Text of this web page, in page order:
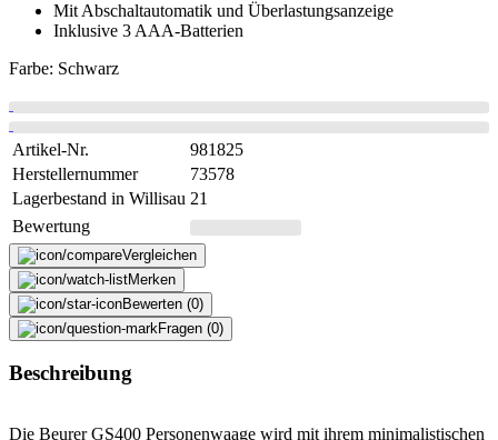
Mit Abschaltautomatik und Überlastungsanzeige
Inklusive 3 AAA-Batterien
Farbe: Schwarz
Artikel-Nr.
981825
Herstellernummer
73578
Lagerbestand in Willisau 21
Bewertung
Vergleichen
Merken
Bewerten (0)
Fragen (0)
Beschreibung
Die Beurer GS400 Personenwaage wird mit ihrem minimalistischen